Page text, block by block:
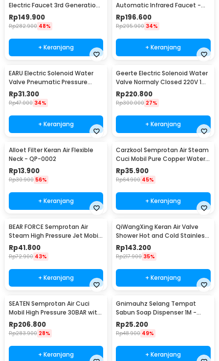
Electric Faucet 3rd Generation
3000W - RX-008
Rp149.900
Rp282.900 48%
+ Keranjang
Automatic Infrared Faucet -
HD-ZNJSQ-02
Rp196.600
Rp295.900 34%
+ Keranjang
EARU Electric Solenoid Water
Valve Pneumatic Pressure
220V - FCD-180B
Rp31.300
Rp47.000 34%
+ Keranjang
Geerte Electric Solenoid Water
Valve Normaly Closed 220V 1
Inch DN25 - 2W-250-25
Rp220.800
Rp300.000 27%
+ Keranjang
Alloet Filter Keran Air Flexible
Neck - QP-0002
Rp13.900
Rp30.900 56%
+ Keranjang
Carzkool Semprotan Air Steam
Cuci Mobil Pure Copper Water
Gun - CZ207
Rp35.900
Rp64.900 45%
+ Keranjang
BEAR FORCE Semprotan Air
Steam High Pressure Jet Mobil
Water Gun - WR345
Rp41.800
Rp72.900 43%
+ Keranjang
QiWangXing Keran Air Valve
Shower Hot and Cold Stainless
Steel - A-770
Rp143.200
Rp217.900 35%
+ Keranjang
SEATEN Semprotan Air Cuci
Mobil High Pressure 30BAR with
5M Hose - PT008-01
Rp206.800
Rp283.900 28%
+ Keranjang
Gnimauhz Selang Tempat
Sabun Soap Dispenser 1M -
FZ120
Rp25.200
Rp48.900 49%
+ Keranjang